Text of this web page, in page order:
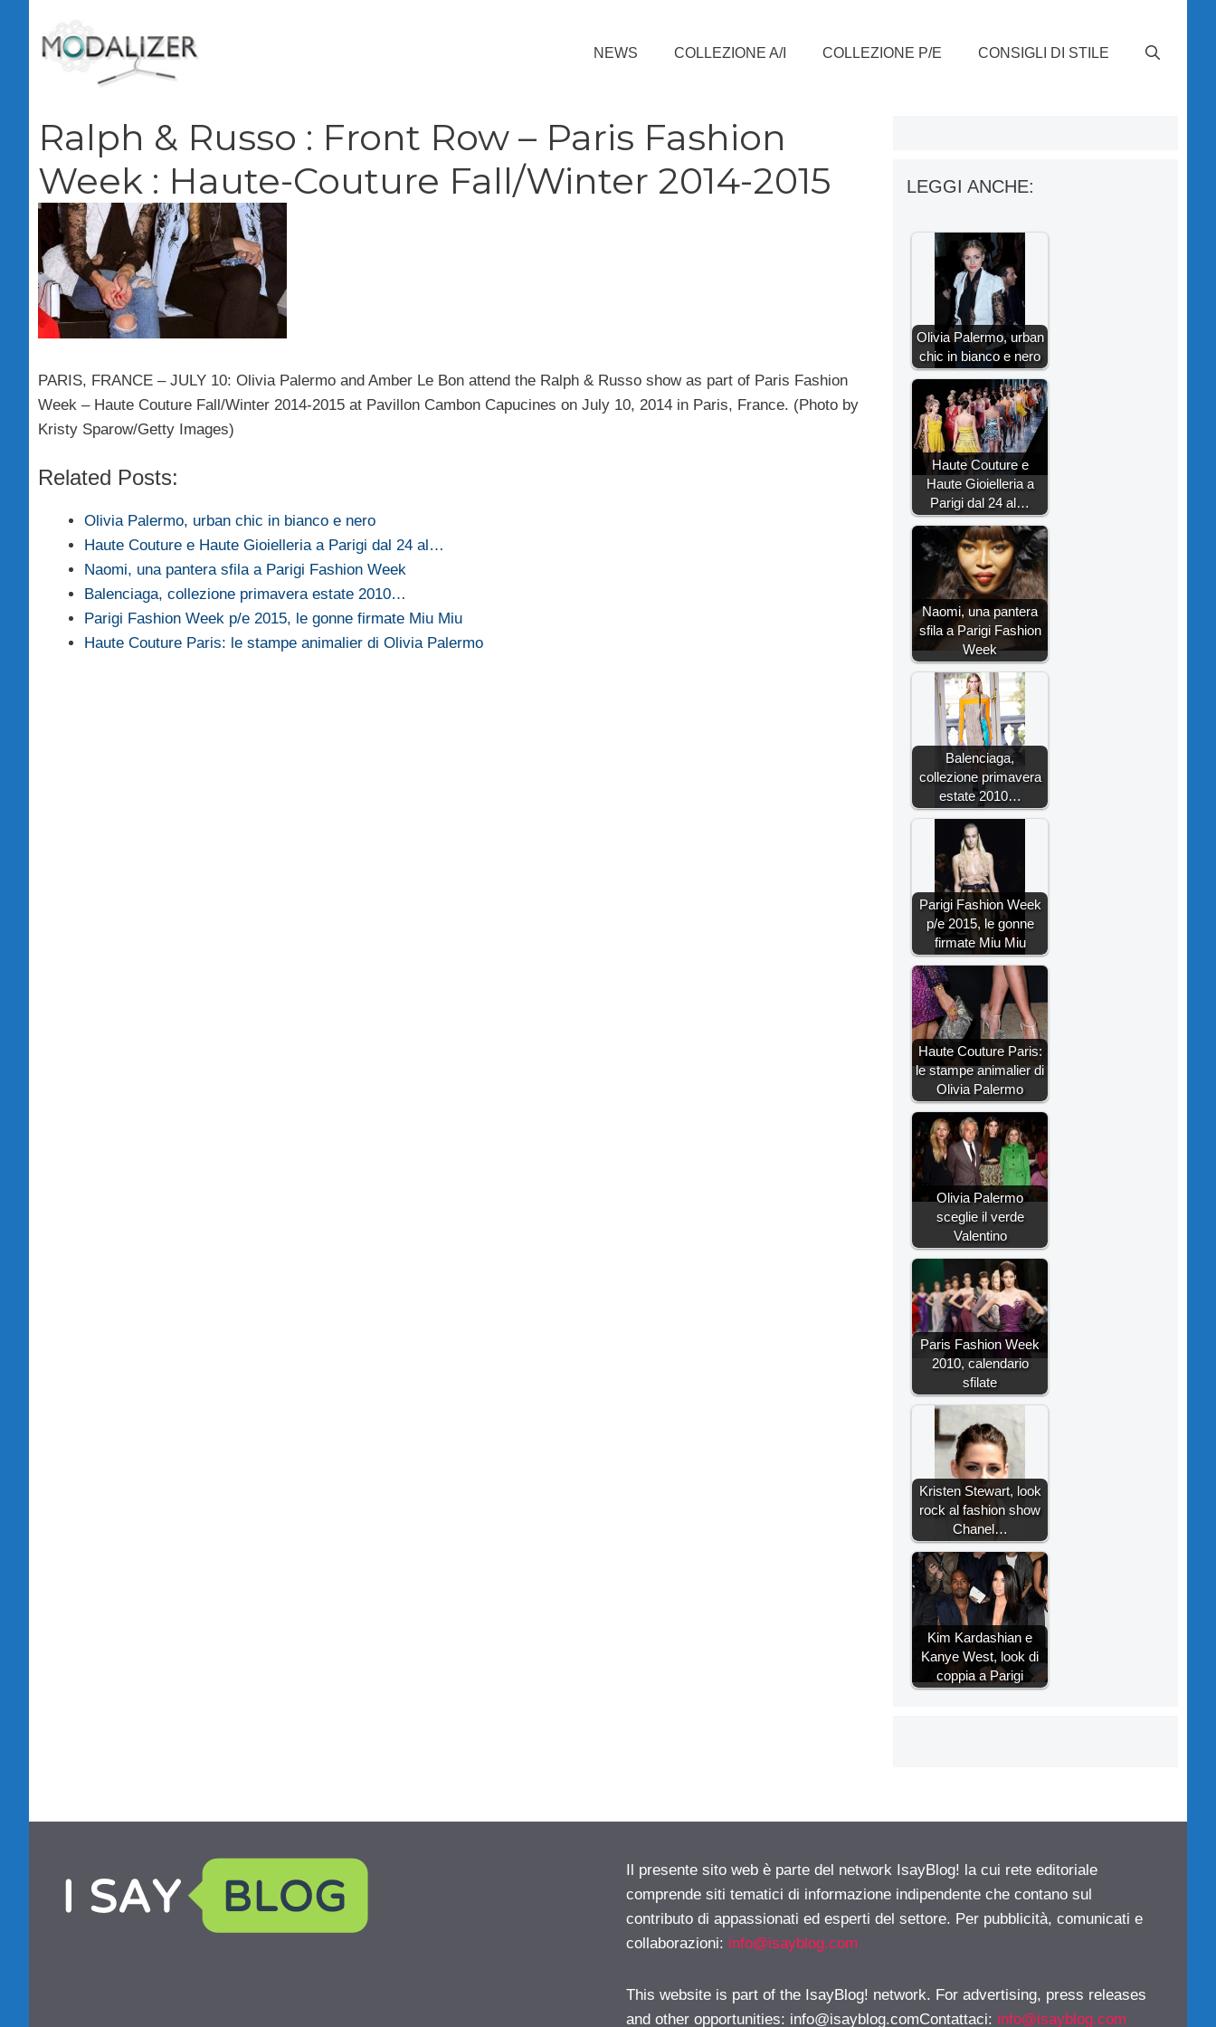
contenuto
NEWS COLLEZIONE A/I COLLEZIONE P/E CONSIGLI DI STILE
Ralph & Russo : Front Row – Paris Fashion
Week : Haute-Couture Fall/Winter 2014-2015
PARIS, FRANCE – JULY 10: Olivia Palermo and Amber Le Bon attend the Ralph & Russo show as part of Paris Fashion
Week – Haute Couture Fall/Winter 2014-2015 at Pavillon Cambon Capucines on July 10, 2014 in Paris, France. (Photo by
Kristy Sparow/Getty Images)
Related Posts:
Olivia Palermo, urban chic in bianco e nero
Haute Couture e Haute Gioielleria a Parigi dal 24 al…
Naomi, una pantera sfila a Parigi Fashion Week
Balenciaga, collezione primavera estate 2010…
Parigi Fashion Week p/e 2015, le gonne firmate Miu Miu
Haute Couture Paris: le stampe animalier di Olivia Palermo
LEGGI ANCHE:
Olivia Palermo, urban
chic in bianco e nero
Haute Couture e
Haute Gioielleria a
Parigi dal 24 al…
Naomi, una pantera
sfila a Parigi Fashion
Week
Balenciaga,
collezione primavera
estate 2010…
Parigi Fashion Week
p/e 2015, le gonne
firmate Miu Miu
Haute Couture Paris:
le stampe animalier di
Olivia Palermo
Olivia Palermo
sceglie il verde
Valentino
Paris Fashion Week
2010, calendario
sfilate
Kristen Stewart, look
rock al fashion show
Chanel…
Kim Kardashian e
Kanye West, look di
coppia a Parigi
Il presente sito web è parte del network IsayBlog! la cui rete editoriale
comprende siti tematici di informazione indipendente che contano sul
contributo di appassionati ed esperti del settore. Per pubblicità, comunicati e
collaborazioni: info@isayblog.com
This website is part of the IsayBlog! network. For advertising, press releases
and other opportunities: info@isayblog.comContattaci: info@isayblog.com